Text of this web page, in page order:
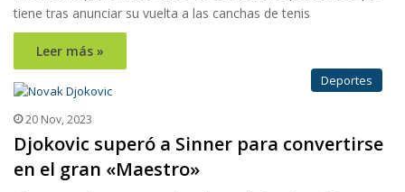
tiene tras anunciar su vuelta a las canchas de tenis
Leer más »
Deportes
20 Nov, 2023
Djokovic superó a Sinner para convertirse
en el gran «Maestro»